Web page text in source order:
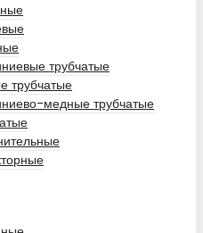
трубчатые
трубчатые
медные трубчатые